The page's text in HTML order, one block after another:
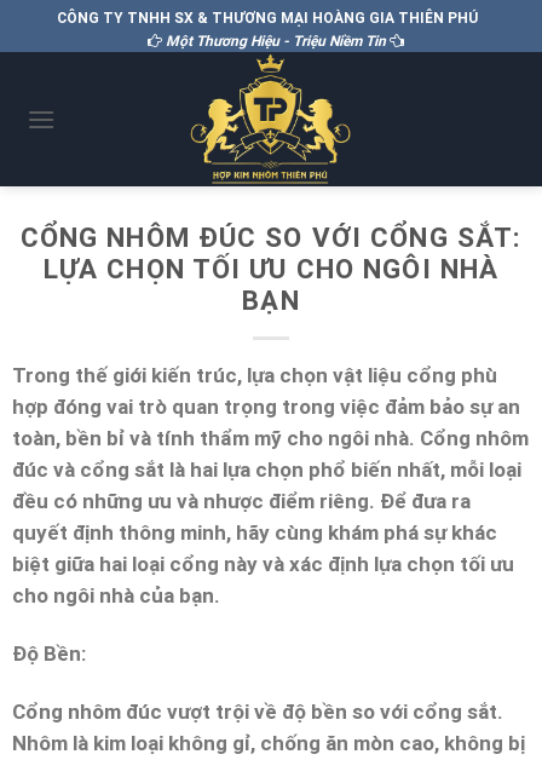
CÔNG TY TNHH SX & THƯƠNG MẠI HOÀNG GIA THIÊN PHÚ
Một Thương Hiệu - Triệu Niềm Tin
CỔNG NHÔM ĐÚC SO VỚI CỔNG SẮT:
LỰA CHỌN TỐI ƯU CHO NGÔI NHÀ
BẠN
Trong thế giới kiến trúc, lựa chọn vật liệu cổng phù
hợp đóng vai trò quan trọng trong việc đảm bảo sự an
toàn, bền bỉ và tính thẩm mỹ cho ngôi nhà. Cổng nhôm
đúc và cổng sắt là hai lựa chọn phổ biến nhất, mỗi loại
đều có những ưu và nhược điểm riêng. Để đưa ra
quyết định thông minh, hãy cùng khám phá sự khác
biệt giữa hai loại cổng này và xác định lựa chọn tối ưu
cho ngôi nhà của bạn.
Độ Bền:
Cổng nhôm đúc vượt trội về độ bền so với cổng sắt.
Nhôm là kim loại không gỉ, chống ăn mòn cao, không bị